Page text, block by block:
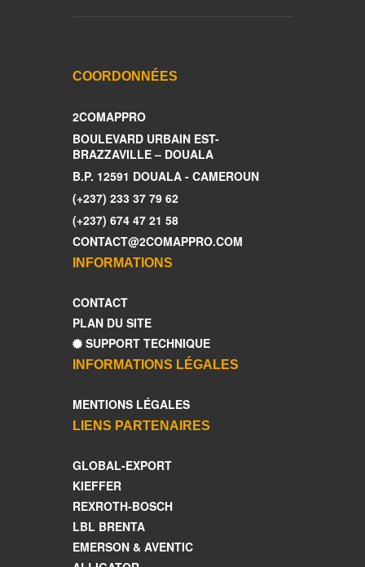
COORDONNÉES
2COMAPPRO
BOULEVARD URBAIN EST-
BRAZZAVILLE – DOUALA
B.P. 12591 DOUALA - CAMEROUN
(+237) 233 37 79 62
(+237) 674 47 21 58
CONTACT@2COMAPPRO.COM
INFORMATIONS
CONTACT
PLAN DU SITE
SUPPORT TECHNIQUE
INFORMATIONS LÉGALES
MENTIONS LÉGALES
LIENS PARTENAIRES
GLOBAL-EXPORT
KIEFFER
REXROTH-BOSCH
LBL BRENTA
EMERSON & AVENTIC